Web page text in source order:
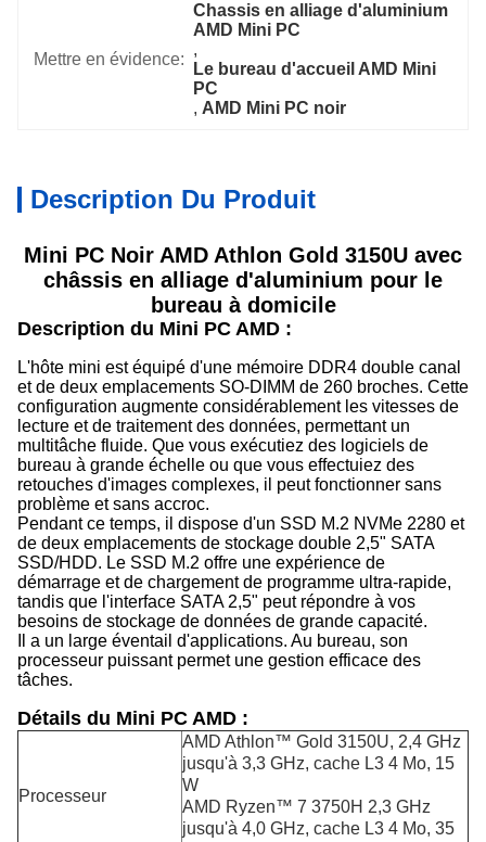
Mettre en évidence:
Chassis en alliage d'aluminium
AMD Mini PC
,
Le bureau d'accueil AMD Mini
PC
, AMD Mini PC noir
Description Du Produit
Mini PC Noir AMD Athlon Gold 3150U avec
châssis en alliage d'aluminium pour le
bureau à domicile
Description du Mini PC AMD :
L'hôte mini est équipé d'une mémoire DDR4 double canal
et de deux emplacements SO-DIMM de 260 broches. Cette
configuration augmente considérablement les vitesses de
lecture et de traitement des données, permettant un
multitâche fluide. Que vous exécutiez des logiciels de
bureau à grande échelle ou que vous effectuiez des
retouches d'images complexes, il peut fonctionner sans
problème et sans accroc.
Pendant ce temps, il dispose d'un SSD M.2 NVMe 2280 et
de deux emplacements de stockage double 2,5" SATA
SSD/HDD. Le SSD M.2 offre une expérience de
démarrage et de chargement de programme ultra-rapide,
tandis que l'interface SATA 2,5" peut répondre à vos
besoins de stockage de données de grande capacité.
Il a un large éventail d'applications. Au bureau, son
processeur puissant permet une gestion efficace des
tâches.
Détails du Mini PC AMD :
Processeur
AMD Athlon™ Gold 3150U, 2,4 GHz
jusqu'à 3,3 GHz, cache L3 4 Mo, 15
W
AMD Ryzen™ 7 3750H 2,3 GHz
jusqu'à 4,0 GHz, cache L3 4 Mo, 35